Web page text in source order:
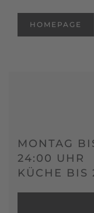
HOMEPAGE
MONTAG
24:00 UHR
KÜCHE BIS